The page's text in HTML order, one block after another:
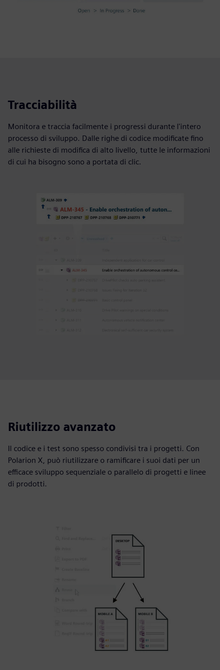
Tracciabilità
Monitora e traccia facilmente i progressi durante l'intero
processo di sviluppo. Dalle righe di codice modificate fino
alle richieste di modifica di alto livello, tutte le informazioni
di cui ha bisogno sono a portata di clic.
Riutilizzo avanzato
Il codice e i test sono spesso condivisi tra i progetti. Con
Polarion X, può riutilizzare o ramificare i suoi dati per un
efficace sviluppo sequenziale o parallelo di progetti e linee
di prodotti.